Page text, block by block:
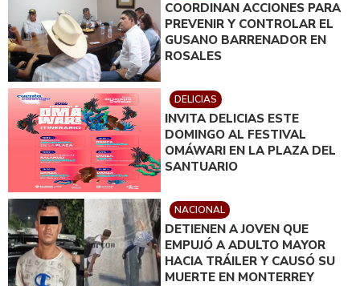
COORDINAN ACCIONES PARA
PREVENIR Y CONTROLAR EL
GUSANO BARRENADOR EN
ROSALES
DELICIAS
INVITA DELICIAS ESTE
DOMINGO AL FESTIVAL
OMÁWARI EN LA PLAZA DEL
SANTUARIO
NACIONAL
DETIENEN A JOVEN QUE
EMPUJÓ A ADULTO MAYOR
HACIA TRÁILER Y CAUSÓ SU
MUERTE EN MONTERREY